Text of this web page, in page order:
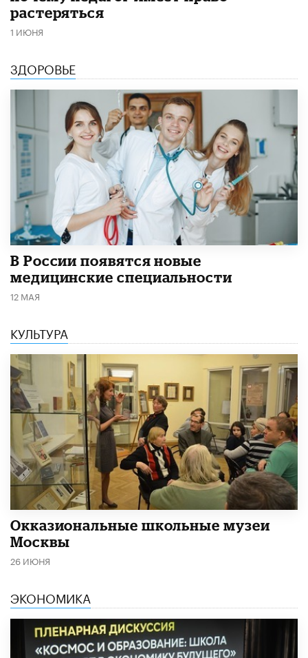
растеряться
1 ИЮНЯ
ЗДОРОВЬЕ
В России появятся новые
медицинские специальности
12 МАЯ
КУЛЬТУРА
​Окказиональные школьные музеи
Москвы
26 ИЮНЯ
ЭКОНОМИКА